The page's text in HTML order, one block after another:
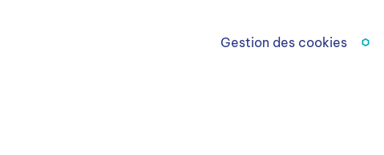
Gestion des cookies